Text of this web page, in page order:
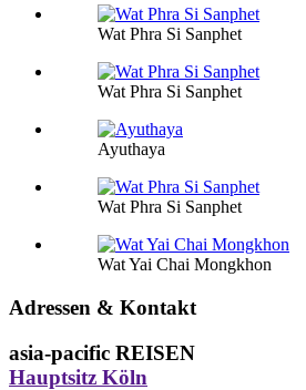
Wat Phra Si Sanphet
Wat Phra Si Sanphet
Ayuthaya
Wat Phra Si Sanphet
Wat Yai Chai Mongkhon
Adressen & Kontakt
asia-pacific REISEN
Hauptsitz Köln